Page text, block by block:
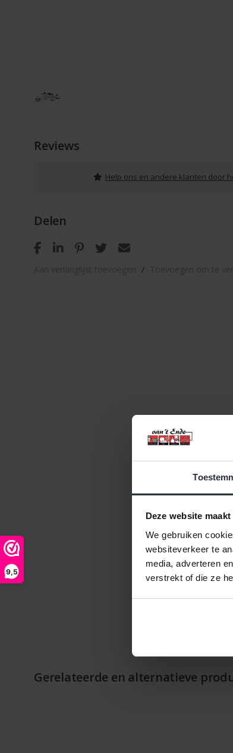
Deze website
We gebruiken
websiteverkeer te
media, adverteren
verstrekt of die ze
9,5
Reviews
Help ons en andere klanten door
Delen
/
Gerelateerde en alternatieve